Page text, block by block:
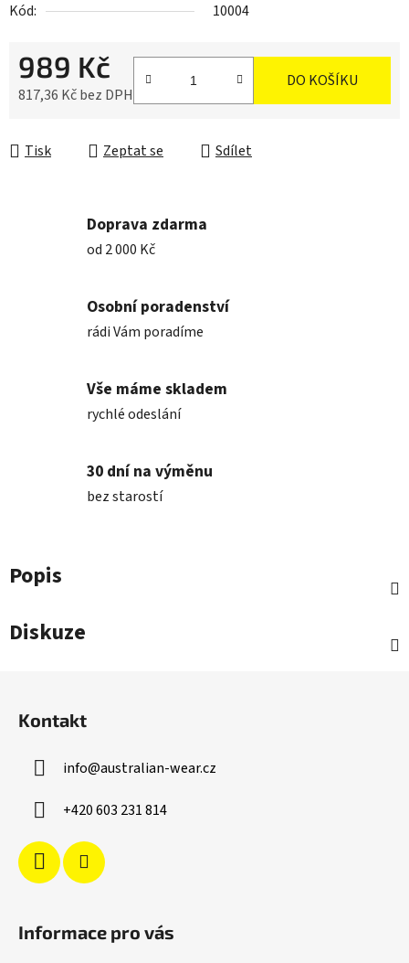
Kód:
10004
989 Kč
817,36 Kč bez DPH
DO KOŠÍKU
Tisk Zeptat se Sdílet
Doprava zdarma
od 2 000 Kč
Osobní poradenství
rádi Vám poradíme
Vše máme skladem
rychlé odeslání
30 dní na výměnu
bez starostí
Popis
Diskuze
Kontakt
info@australian-wear.cz
+420 603 231 814
Informace pro vás